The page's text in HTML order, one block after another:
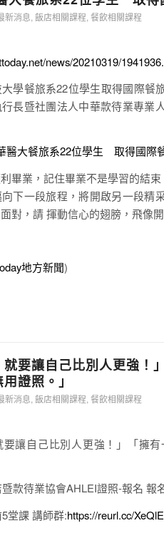
新消息, 飯店相關課程, 餐飲相關課程
news/20210319/
學餐旅系22位學生取得國際餐
長暨社團法人中華款待業專業
醫大餐旅系22位學生 取得國際
畢業，記住畢業不是學習的結
下一段旅程，將開啟另一段精
對，請 揮動信心的翅膀，飛像
地方新聞)
就要讓自己比別人更強
證照。」
新消息, 飯店相關課程, 餐飲相關課程
要讓自己比別人更強！」「擁
款待業協會AHLEI證照-報名 報
堂課 講師群:https://reurl.cc/